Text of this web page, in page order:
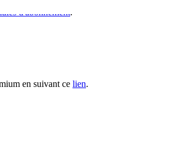
d'abonnement.
en suivant ce lien.